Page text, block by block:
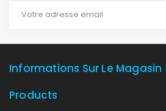
Informations Sur Le Magasin
Products